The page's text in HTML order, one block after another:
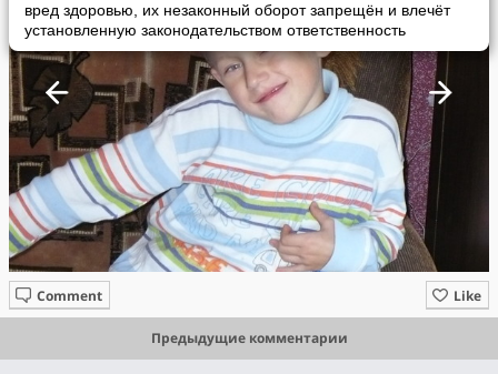
вред здоровью, их незаконный оборот запрещён и влечёт
установленную законодательством ответственность
Like
Comment
Предыдущие комментарии